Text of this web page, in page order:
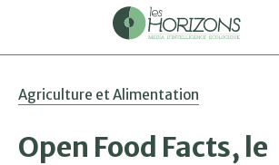
Agriculture et Alimentation
Open Food Facts, le